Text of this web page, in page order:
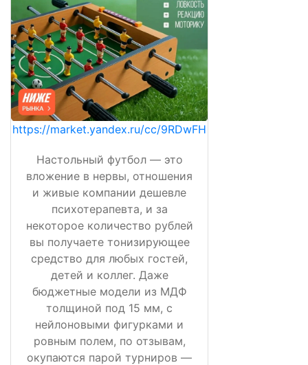
https://market.yandex.ru/cc/9RDwFH
Настольный футбол — это
вложение в нервы, отношения
и живые компании дешевле
психотерапевта, и за
некоторое количество рублей
вы получаете тонизирующее
средство для любых гостей,
детей и коллег. Даже
бюджетные модели из МДФ
толщиной под 15 мм, с
нейлоновыми фигурками и
ровным полем, по отзывам,
окупаются парой турниров —